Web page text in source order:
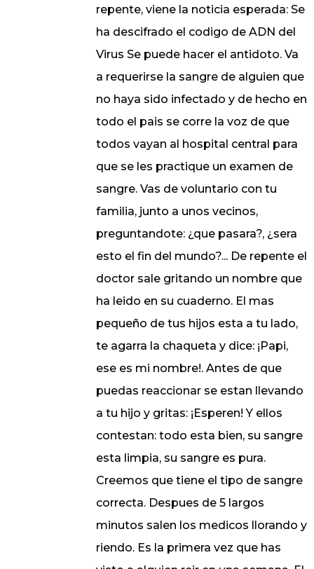
repente, viene la noticia esperada: Se
ha descifrado el codigo de ADN del
Virus Se puede hacer el antidoto. Va
a requerirse la sangre de alguien que
no haya sido infectado y de hecho en
todo el pais se corre la voz de que
todos vayan al hospital central para
que se les practique un examen de
sangre. Vas de voluntario con tu
familia, junto a unos vecinos,
preguntandote: ¿que pasara?, ¿sera
esto el fin del mundo?... De repente el
doctor sale gritando un nombre que
ha leido en su cuaderno. El mas
pequeño de tus hijos esta a tu lado,
te agarra la chaqueta y dice: ¡Papi,
ese es mi nombre!. Antes de que
puedas reaccionar se estan llevando
a tu hijo y gritas: ¡Esperen! Y ellos
contestan: todo esta bien, su sangre
esta limpia, su sangre es pura.
Creemos que tiene el tipo de sangre
correcta. Despues de 5 largos
minutos salen los medicos llorando y
riendo. Es la primera vez que has